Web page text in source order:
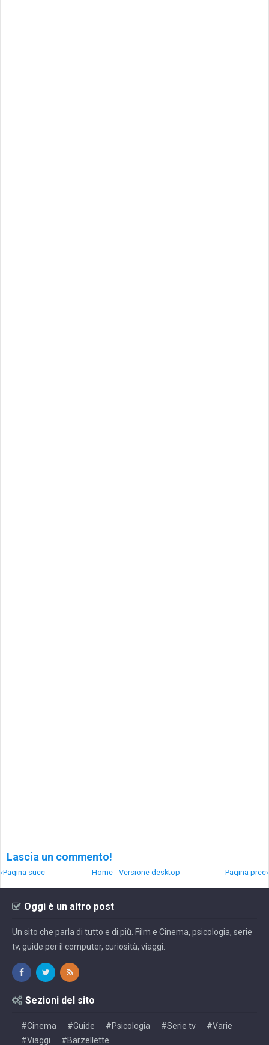
Lascia un commento!
‹Pagina succ - - Pagina prec›
Home - Versione desktop
Oggi è un altro post
Un sito che parla di tutto e di più. Film e Cinema, psicologia, serie
tv, guide per il computer, curiosità, viaggi.
Sezioni del sito
#Cinema #Guide #Psicologia #Serie tv
#Varie
#Viaggi
#Barzellette